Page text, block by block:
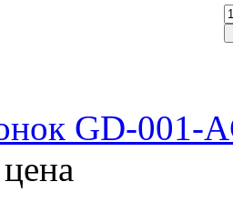
GD-001-